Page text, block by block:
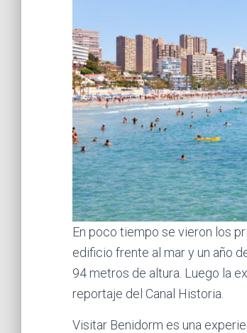
En poco tiempo se vieron los
edificio frente al mar y un año
94 metros de altura. Luego la
reportaje del Canal Historia.
Visitar Benidorm es una